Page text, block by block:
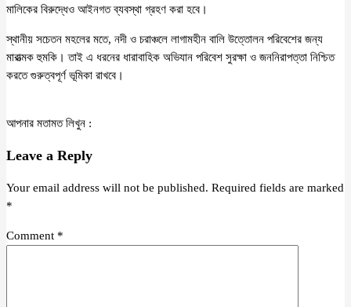
মালিকের বিরুদ্ধেও আইনগত ব্যবস্থা গ্রহণ করা হবে।
স্থানীয় সচেতন মহলের মতে, নদী ও চরাঞ্চলে লাগামহীন বালি উত্তোলন পরিবেশের জন্য
মারাত্মক হুমকি। তাই এ ধরনের ধারাবাহিক অভিযান পরিবেশ সুরক্ষা ও জননিরাপত্তা নিশ্চিত
করতে গুরুত্বপূর্ণ ভূমিকা রাখবে।
আপনার মতামত লিখুন :
Leave a Reply
Your email address will not be published. Required fields are marked
*
Comment *